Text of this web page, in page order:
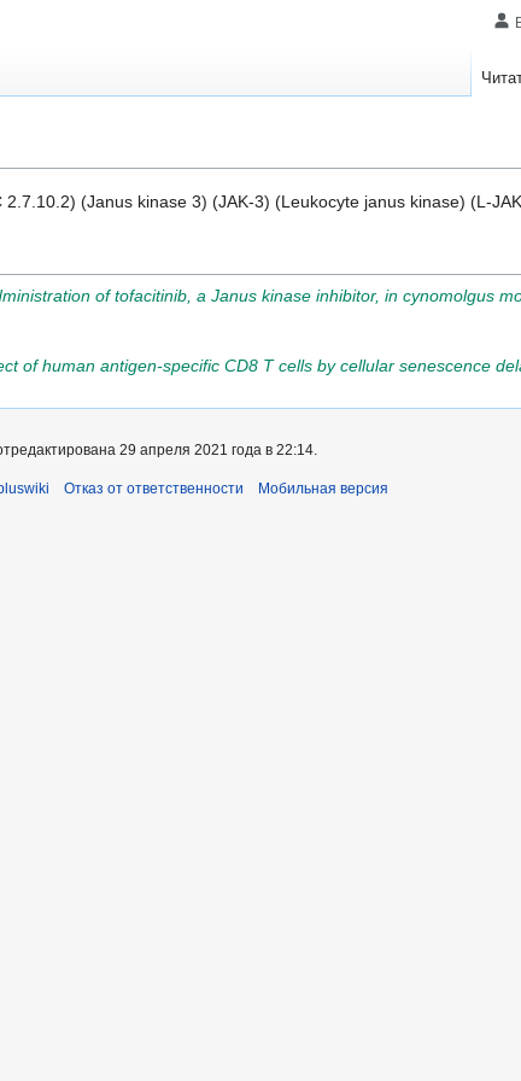
(Janus kinase 3) (JAK-3) (Leukocyte janus kinase) (L-
of tofacitinib, a Janus kinase inhibitor, in cynomolgus
of human antigen-specific CD8 T cells by cellular senescence
29 апреля 2021 года в 22:14.
Отказ от ответственности Мобильная версия